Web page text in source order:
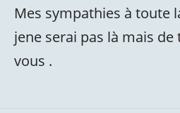
Mes sympathies à toute
jene serai pas là mais
vous .